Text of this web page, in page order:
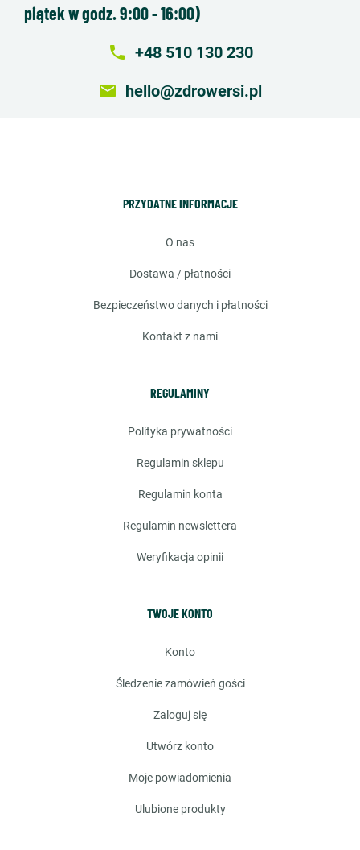
piątek w godz. 9:00 - 16:00)
local_phone +48 510 130 230
email hello@zdrowersi.pl
PRZYDATNE INFORMACJE
o nas
dostawa / płatności
bezpieczeństwo danych i płatności
kontakt z nami
REGULAMINY
polityka prywatności
regulamin sklepu
regulamin konta
regulamin newslettera
weryfikacja opinii
TWOJE KONTO
konto
śledzenie zamówień gości
zaloguj się
utwórz konto
moje powiadomienia
ulubione produkty